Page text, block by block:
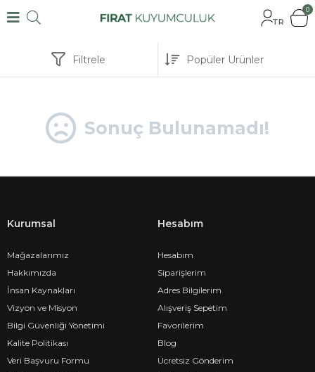
TR
0
Filtrele
Sonuç Bulunamadı!
Kurumsal
Mağazalarımız
Hakkımızda
İnsan Kaynakları
Vizyon ve Misyon
Bilgi Güvenliği Yönetimi
Kalite Politikası
Veri Başvuru Formu
Hesabım
Hesabım
Siparişlerim
Adres Bilgilerim
Alışveriş Sepetim
Favorilerim
Blog
Ücretsiz Gönderim